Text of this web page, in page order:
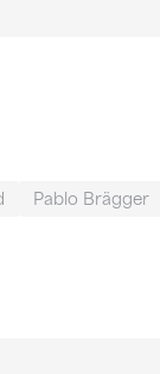
Pablo Brägger